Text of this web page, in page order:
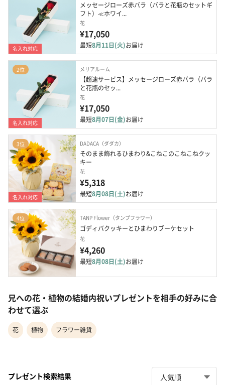
名入れ対応
メッセージローズ赤バラ（バラと花瓶のセットギ
フト）≪ホワイ...
花
¥17,050
最短8月11日(火)お届け
2位
名入れ対応
メリアルーム
【超速サービス】メッセージローズ赤バラ（バラ
と花瓶のセッ...
花
¥17,050
最短8月07日(金)お届け
3位
名入れ対応
DADACA（ダダカ）
そのまま飾れるひまわり&こねこのこねこねクッ
キー
花
¥5,318
最短8月08日(土)お届け
4位 TANP Flower（タンプフラワー）
ゴディバクッキーとひまわりブーケセット
花
¥4,260
最短8月08日(土)お届け
兄への花・植物の結婚内祝いプレゼントを相手の好みに合
わせて選ぶ
花 植物 フラワー雑貨
プレゼント検索結果